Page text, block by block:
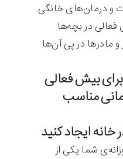
و درمان‌های خانگی
فعالی در بچه‌ها
و مادرها در پی آن‌ها
بیش فعالی
مناسب
شما یکی از